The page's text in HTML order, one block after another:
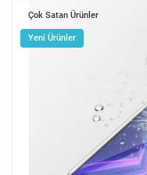
Çok Satan Ürünler
Yeni Ürünler